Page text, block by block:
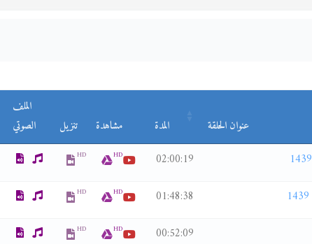
عنوان الحلقة المدة مشاهدة تنزيل
الملف
الصوتي
02:00:19
HD
HD
01:48:38
HD
HD
00:52:09
HD
HD